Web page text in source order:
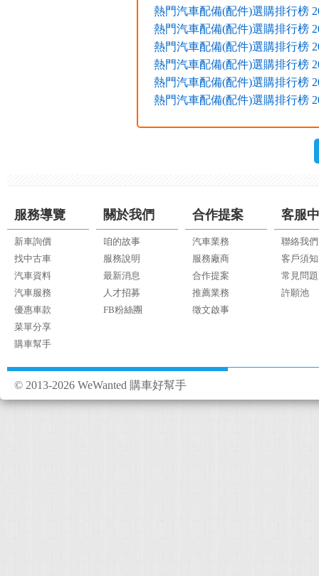
熱門汽車配備(配件)選購排行榜
熱門汽車配備(配件)選購排行榜
熱門汽車配備(配件)選購排行榜
熱門汽車配備(配件)選購排行榜
熱門汽車配備(配件)選購排行榜
熱門汽車配備(配件)選購排行榜
服務導覽
新車詢價
找中古車
汽車資料
汽車服務
優惠車款
菜單分享
購車幫手
關於我們
咱的故事
服務說明
最新消息
人才招募
FB粉絲團
合作提案
汽車業務
服務廠商
合作提案
推薦業務
徵文啟事
客服
聯絡我們
客戶須知
常見問題
許願池
© 2013-2026 WeWanted 購車好幫手